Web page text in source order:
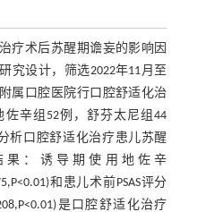
疗术后苏醒期谵妄的影响因
究设计，筛选2022年11月至
属口腔医院行口腔舒适化治
辛组52例，舒芬太尼组44
析口腔舒适化治疗患儿苏醒
：诱导期使用地佐辛
和患儿术前PSAS评分
是口腔舒适化治疗